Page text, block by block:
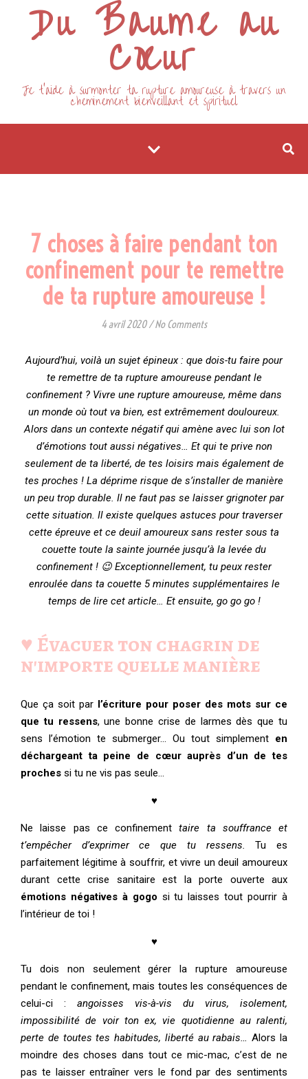
Du Baume au
Cœur
Je t'aide à surmonter ta rupture amoureuse à travers un
cheminement bienveillant et spirituel
7 choses à faire pendant ton
confinement pour te remettre
de ta rupture amoureuse !
4 avril 2020 / No Comments
Aujourd’hui, voilà un sujet épineux : que dois-tu faire pour
te remettre de ta rupture amoureuse pendant le
confinement ? Vivre une rupture amoureuse, même dans
un monde où tout va bien, est extrêmement douloureux.
Alors dans un contexte négatif qui amène avec lui son lot
d’émotions tout aussi négatives… Et qui te prive non
seulement de ta liberté, de tes loisirs mais également de
tes proches ! La déprime risque de s’installer de manière
un peu trop durable. Il ne faut pas se laisser grignoter par
cette situation. Il existe quelques astuces pour traverser
cette épreuve et ce deuil amoureux sans rester sous ta
couette toute la sainte journée jusqu’à la levée du
confinement ! 😉 Exceptionnellement, tu peux rester
enroulée dans ta couette 5 minutes supplémentaires le
temps de lire cet article… Et ensuite, go go go !
♥️ Évacuer ton chagrin de
n'importe quelle manière
Que ça soit par l’écriture pour poser des mots sur ce
que tu ressens, une bonne crise de larmes dès que tu
sens l’émotion te submerger… Ou tout simplement en
déchargeant ta peine de cœur auprès d’un de tes
proches si tu ne vis pas seule…
♥
Ne laisse pas ce confinementtaire ta souffrance et
t’empêcher d’exprimer ce que tu ressens. Tu es
parfaitement légitime à souffrir, et vivre un deuil amoureux
durant cette crise sanitaire est la porte ouverte aux
émotions négatives à gogo si tu laisses tout pourrir à
l’intérieur de toi !
♥
Tu dois non seulement gérer la rupture amoureuse
pendant le confinement, mais toutes les conséquences de
celui-ci : angoisses vis-à-vis du virus, isolement,
impossibilité de voir ton ex, vie quotidienne au ralenti,
perte de toutes tes habitudes, liberté au rabais… Alors la
moindre des choses dans tout ce mic-mac, c’est de ne
pas te laisser entraîner vers le fond par des sentiments